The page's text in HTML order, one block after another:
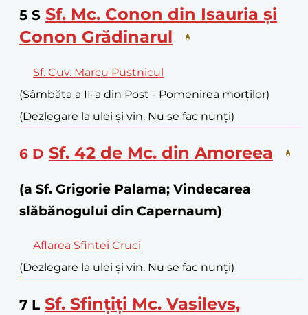
5 S Sf. Mc. Conon din Isauria și
Conon Grădinarul
Sf. Cuv. Marcu Pustnicul
(Sâmbăta a II-a din Post - Pomenirea morților)
(Dezlegare la ulei și vin. Nu se fac nunți)
6 D Sf. 42 de Mc. din Amoreea
(a Sf. Grigorie Palama; Vindecarea
slăbănogului din Capernaum)
Aflarea Sfintei Cruci
(Dezlegare la ulei și vin. Nu se fac nunți)
7 L Sf. Sfințiți Mc. Vasilevs,